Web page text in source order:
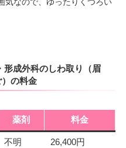
形成外科のしわ取り（眉
の料金
薬剤 料金
不明 26,400円